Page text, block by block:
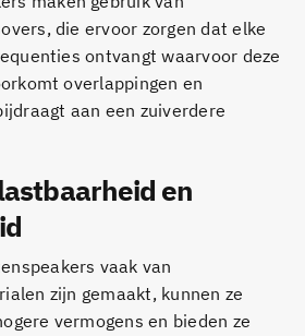
die ervoor zorgen dat elke
ontvangt waarvoor deze
overlappingen en
aan een zuiverdere
en
vaak van
zijn gemaakt, kunnen ze
vermogens en bieden ze